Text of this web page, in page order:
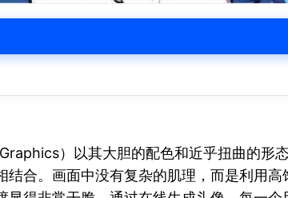
）以其大胆的配色和近乎扭曲的形
结合。画面中没有复杂的肌理，而是利用